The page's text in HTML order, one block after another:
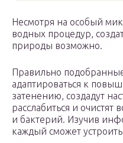
Несмотря на особый
водных процедур,
природы возможно.
Правильно
адаптироваться к
затенению, создадут
расслабиться и очистят
и бактерий. Изучив
каждый сможет